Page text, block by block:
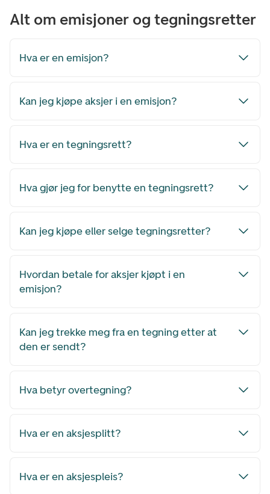
Alt om emisjoner og tegningsretter
Hva er en emisjon?
Kan jeg kjøpe aksjer i en emisjon?
Hva er en tegningsrett?
Hva gjør jeg for benytte en tegningsrett?
Kan jeg kjøpe eller selge tegningsretter?
Hvordan betale for aksjer kjøpt i en
emisjon?
Kan jeg trekke meg fra en tegning etter at
den er sendt?
Hva betyr overtegning?
Hva er en aksjesplitt?
Hva er en aksjespleis?